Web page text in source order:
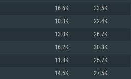
11: AMD Radeon 77XX / NVIDIA
supportée par le jeu est de 720p
haut débit
(Mac), ou analogue AMD/Nvidia. La
le jeu est de 720p.
haut débit
les derniers drivers (moins de 6 mois) /
minimale supportée par le jeu est de
haut débit
16.6K 33.5K
10.3K 22.4K
13.0K 26.7K
16.2K 30.3K
11.8K 25.7K
14.5K 27.5K